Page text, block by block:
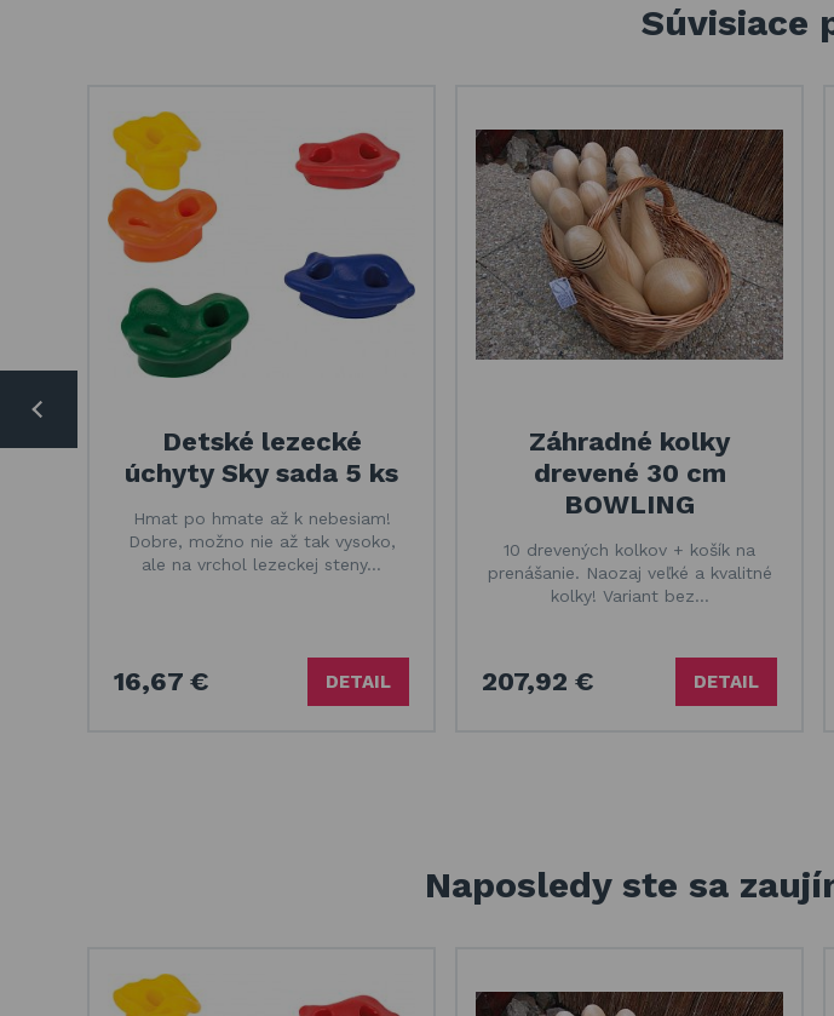
Súvisiace
Detské lezecké
úchyty Sky sada 5 ks
Hmat po hmate až k nebesiam!
Dobre, možno nie až tak vysoko,
ale na vrchol lezeckej steny…
16,67 € DETAIL
Záhradné kolky
drevené 30 cm
BOWLING
10 drevených kolkov + košík na
prenášanie. Naozaj veľké a kvalitné
kolky! Variant bez…
207,92 € DETAIL
Naposledy ste sa